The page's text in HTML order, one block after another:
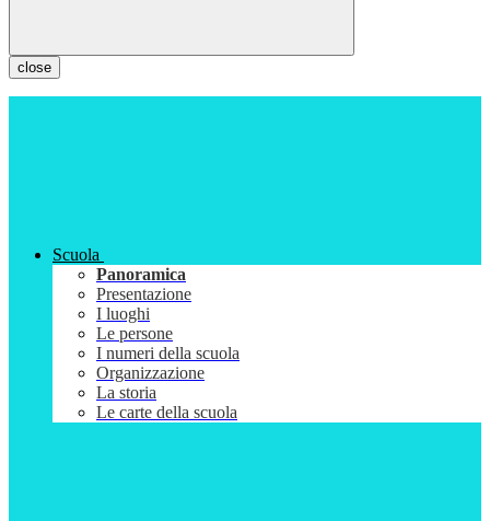
close
Scuola
Panoramica
Presentazione
I luoghi
Le persone
I numeri della scuola
Organizzazione
La storia
Le carte della scuola